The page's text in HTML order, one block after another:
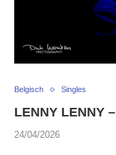
Belgisch Singles
LENNY LENNY
24/04/2026